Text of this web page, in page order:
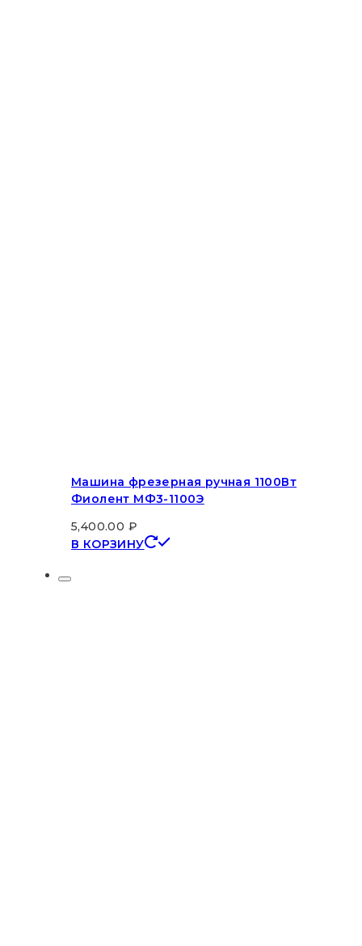
Машина фрезерная ручная 1100Вт
Фиолент МФ3-1100Э
5,400.00 ₽
В КОРЗИНУ